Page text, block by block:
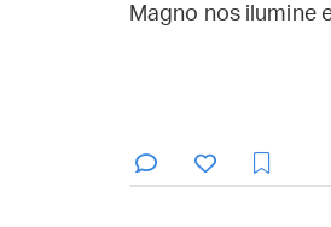
Magno nos ilumine